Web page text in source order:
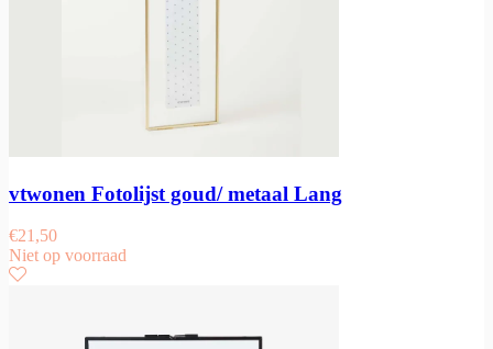
vtwonen Fotolijst goud/ metaal Lang
€21,50
Niet op voorraad